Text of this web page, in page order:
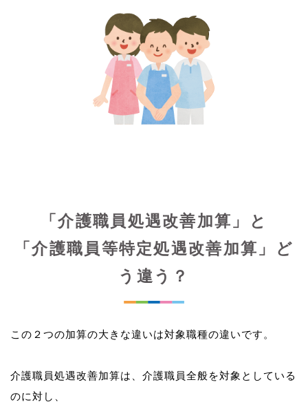
「介護職員処遇改善加算」と
「介護職員等特定処遇改善加算」ど
う違う？
この２つの加算の大きな違いは対象職種の違いです。
介護職員処遇改善加算は、介護職員全般を対象としている